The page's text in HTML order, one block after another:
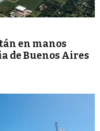
en manos
de Buenos Aires